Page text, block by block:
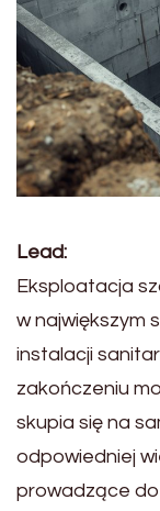
Lead:
Eksploatacja
w największym
instalacji
zakończeniu
skupia się na
odpowiedniej
prowadzące do